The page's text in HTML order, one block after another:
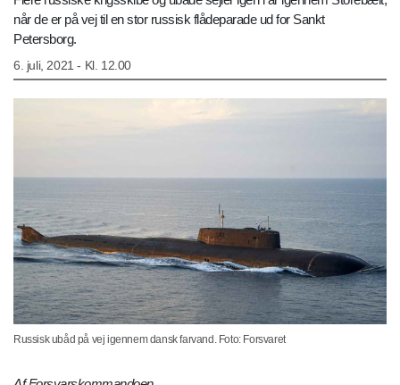
når de er på vej til en stor russisk flådeparade ud for Sankt
Petersborg.
6. juli, 2021 - Kl. 12.00
Russisk ubåd på vej igennem dansk farvand. Foto: Forsvaret